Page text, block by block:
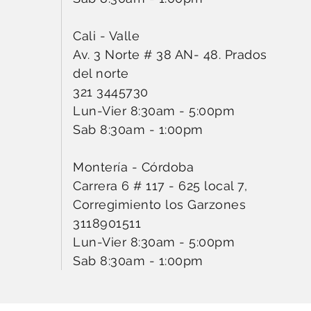
Cali - Valle
Av. 3 Norte # 38 AN- 48. Prados
del norte
321 3445730
Lun-Vier 8:30am - 5:00pm
Sab 8:30am - 1:00pm
Montería - Córdoba
Carrera 6 # 117 - 625 local 7,
Corregimiento los Garzones
3118901511
Lun-Vier 8:30am - 5:00pm
Sab 8:30am - 1:00pm